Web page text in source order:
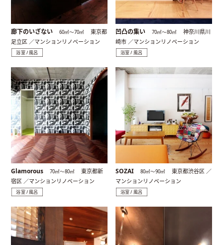
廊下のいざない 60㎡〜70㎡
東京都
足立区 ／マンションリノベーション
浴室 / 風呂
凹凸の集い 70㎡〜80㎡
神奈川県川
崎市 ／マンションリノベーション
浴室 / 風呂
Glamorous 70㎡〜80㎡
東京都新
宿区 ／マンションリノベーション
浴室 / 風呂
SOZAI 80㎡〜90㎡
東京都渋谷区 ／
マンションリノベーション
浴室 / 風呂